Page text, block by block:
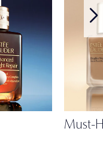
Must-